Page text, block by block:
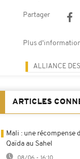
Partager
Plus
ALLIANCE
ARTICLES
Mali : une
Qaïda au Sahel